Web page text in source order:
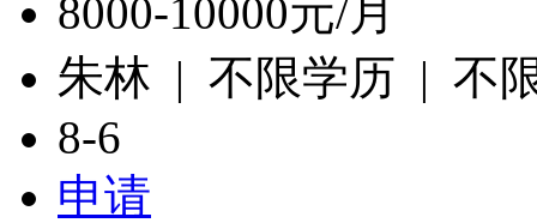
8000-10000元/月
朱林 | 不限学历 | 不
8-6
申请